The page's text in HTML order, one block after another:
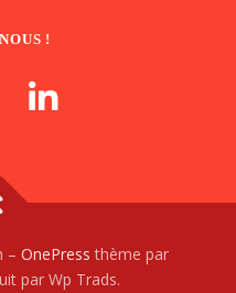
!
– OnePress thème par
par Wp Trads.